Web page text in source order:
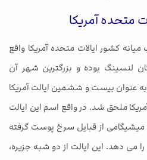
متحده آمریکا
کشور ایالات متحده آمریکا واقع
لنسینگ بوده و بزرگترین شهر آن
عنوان بیست و ششمین ایالت آمریکا
متحده آمریکا ملحق شد. در واقع اسم این ایالت
از قبایل سرخ پوست گرفته
می دهد. این ایالت از دو شبه جزیره،